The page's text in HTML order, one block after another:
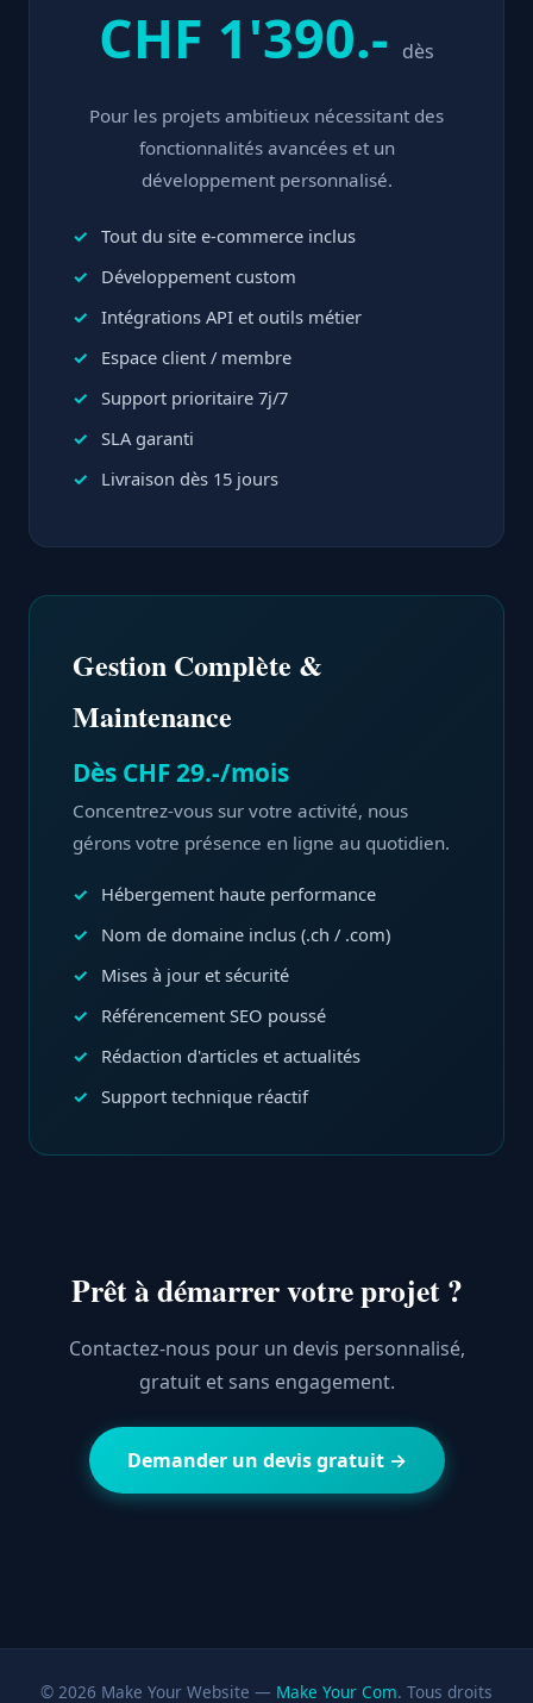
CHF 1'390.- dès
Pour les projets ambitieux nécessitant des
fonctionnalités avancées et un
développement personnalisé.
Tout du site e-commerce inclus
Développement custom
Intégrations API et outils métier
Espace client / membre
Support prioritaire 7j/7
SLA garanti
Livraison dès 15 jours
Gestion Complète &
Maintenance
Dès CHF 29.-/mois
Concentrez-vous sur votre activité, nous
gérons votre présence en ligne au quotidien.
Hébergement haute performance
Nom de domaine inclus (.ch / .com)
Mises à jour et sécurité
Référencement SEO poussé
Rédaction d'articles et actualités
Support technique réactif
Prêt à démarrer votre projet ?
Contactez-nous pour un devis personnalisé,
gratuit et sans engagement.
Demander un devis gratuit →
© 2026 Make Your Website — Make Your Com. Tous droits